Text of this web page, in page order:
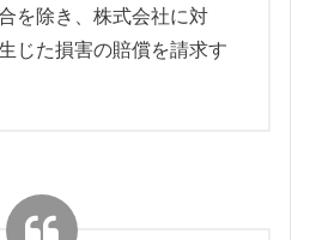
を除き、株式会社に対
じた損害の賠償を請求す